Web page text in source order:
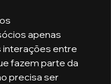
interações entre
fazem parte da
precisa ser